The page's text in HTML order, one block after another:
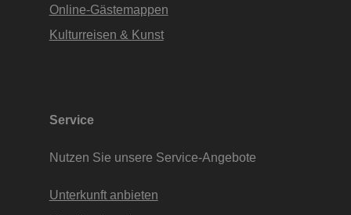
Online-Gästemappen
Kulturreisen & Kunst
Service
Nutzen Sie unsere Service-Angebote
Unterkunft anbieten